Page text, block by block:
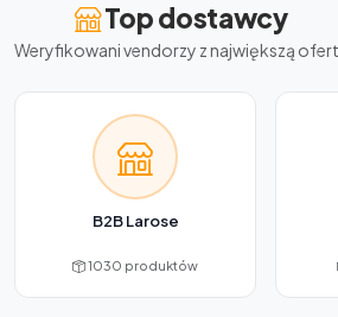
Top dostawcy
Weryfikowani vendorzy z największą
B2B Larose
1030 produktów